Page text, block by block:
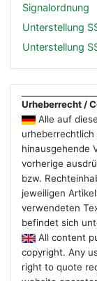
Signalordnung
Unterstellung
Unterstellung
Urheberrecht /
Alle auf
hinausgehende
vorherige
bzw.
jeweiligen
verwendeten
befindet sich
All content
copyright. Any
right to quote